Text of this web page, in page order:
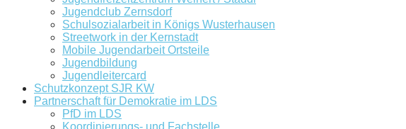
Jugendclub Zernsdorf
Schulsozialarbeit in Königs Wusterhausen
Streetwork in der Kernstadt
Mobile Jugendarbeit Ortsteile
Jugendbildung
Jugendleitercard
Schutzkonzept SJR KW
Partnerschaft für Demokratie im LDS
PfD im LDS